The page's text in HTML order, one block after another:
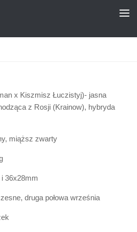
x Kiszmisz Łuczistyj)- jasna
z Rosji (Krainow), hybryda
miąższ zwarty
36x28mm
druga połowa września